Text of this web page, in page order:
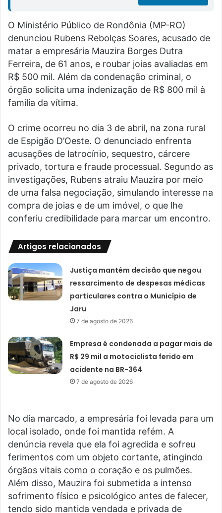
O Ministério Público de Rondônia (MP-RO)
denunciou Rubens Rebolças Soares, acusado de
matar a empresária Mauzira Borges Dutra
Ferreira, de 61 anos, e roubar joias avaliadas em
R$ 500 mil. Além da condenação criminal, o
órgão solicita uma indenização de R$ 800 mil à
família da vítima.
O crime ocorreu no dia 3 de abril, na zona rural
de Espigão D’Oeste. O denunciado enfrenta
acusações de latrocínio, sequestro, cárcere
privado, tortura e fraude processual. Segundo as
investigações, Rubens atraiu Mauzira por meio
de uma falsa negociação, simulando interesse na
compra de joias e de um imóvel, o que lhe
conferiu credibilidade para marcar um encontro.
Artigos relacionados
Justiça mantém decisão que negou
ressarcimento de despesas médicas
particulares contra o Município de
Jaru
7 de agosto de 2026
Empresa é condenada a pagar mais de
R$ 29 mil a motociclista ferido em
acidente na BR-364
7 de agosto de 2026
No dia marcado, a empresária foi levada para um
local isolado, onde foi mantida refém. A
denúncia revela que ela foi agredida e sofreu
ferimentos com um objeto cortante, atingindo
órgãos vitais como o coração e os pulmões.
Além disso, Mauzira foi submetida a intenso
sofrimento físico e psicológico antes de falecer,
tendo sido mantida vendada e privada de